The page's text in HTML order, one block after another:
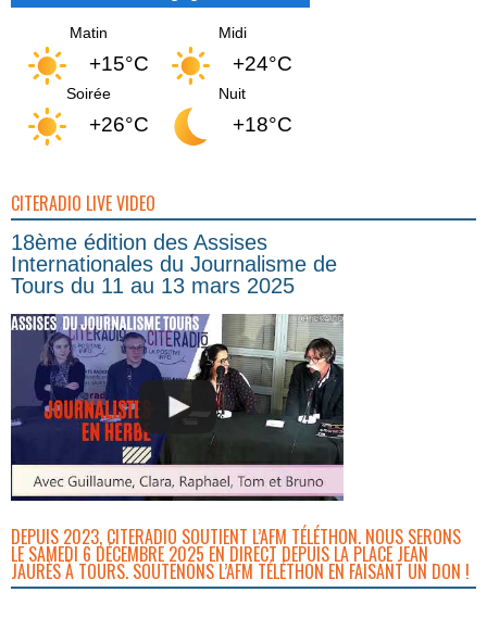
Matin
+15°C
Midi
+24°C
Soirée
+26°C
Nuit
+18°C
CITERADIO LIVE VIDEO
18ème édition des Assises
Internationales du Journalisme de
Tours du 11 au 13 mars 2025
DEPUIS 2023, CITERADIO SOUTIENT L’AFM TÉLÉTHON. NOUS SERONS
LE SAMEDI 6 DÉCEMBRE 2025 EN DIRECT DEPUIS LA PLACE JEAN
JAURÈS À TOURS. SOUTENONS L’AFM TÉLÉTHON EN FAISANT UN DON !